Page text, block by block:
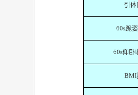
引
60s跪
60s仰卧
BMI